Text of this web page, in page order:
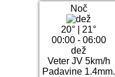
Noč
20°
21°
00:00 - 06:00
dež
Veter JV 5km/h
Padavine 1.4mm.